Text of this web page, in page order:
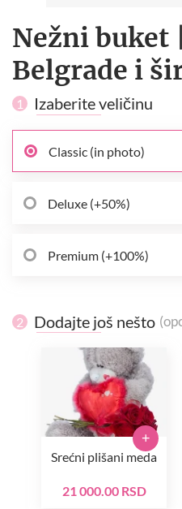
Nežni buket
Belgrade i
1 Izaberite veličinu
Classic (in photo)
Deluxe (+50%)
Premium (+100%)
2 Dodajte još nešto
Srećni plišani meda
21 000.00 RSD
+